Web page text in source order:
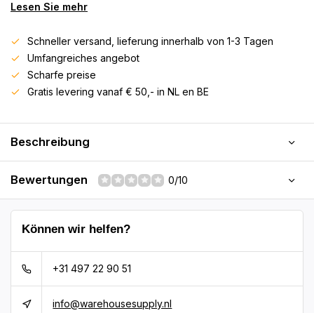
Lesen Sie mehr
Schneller versand, lieferung innerhalb von 1-3 Tagen
Umfangreiches angebot
Scharfe preise
Gratis levering vanaf € 50,- in NL en BE
Beschreibung
Bewertungen 0/10
Können wir helfen?
+31 497 22 90 51
info@warehousesupply.nl